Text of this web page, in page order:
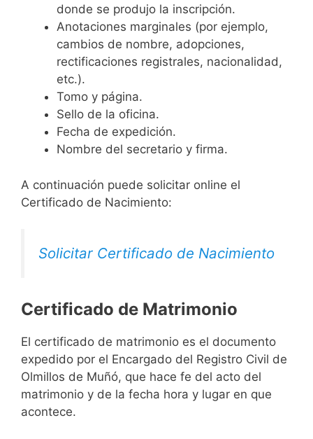
donde se produjo la inscripción.
Anotaciones marginales (por ejemplo,
cambios de nombre, adopciones,
rectificaciones registrales, nacionalidad,
etc.).
Tomo y página.
Sello de la oficina.
Fecha de expedición.
Nombre del secretario y firma.
A continuación puede solicitar online el
Certificado de Nacimiento:
Solicitar Certificado de Nacimiento
Certificado de Matrimonio
El certificado de matrimonio es el documento
expedido por el Encargado del Registro Civil de
Olmillos de Muñó, que hace fe del acto del
matrimonio y de la fecha hora y lugar en que
acontece.